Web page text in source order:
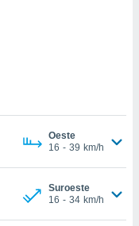
Oeste
16 - 39 km/h
Suroeste
16 - 34 km/h